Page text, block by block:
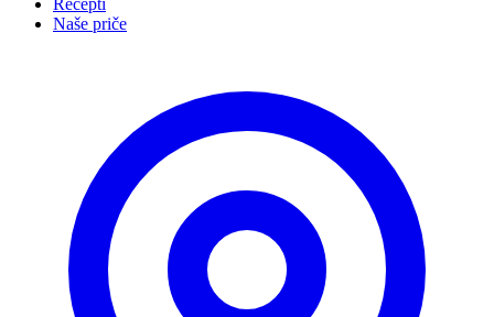
Recepti
Naše priče